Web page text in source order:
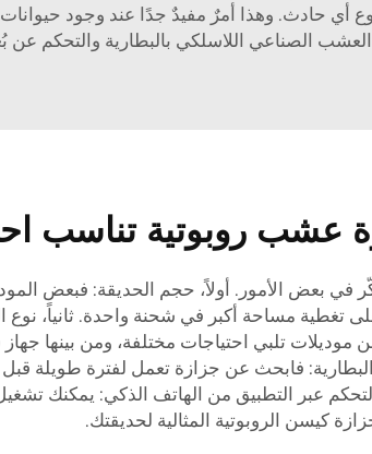
وقوع أي حادث. وهذا أمرٌ مفيدٌ جدًا عند وجود
الصناعي اللاسلكي بالبطارية والتحكم عن
عشب روبوتية تناسب
في بعض الأمور. أولاً، حجم الحديقة: فبعض
تغطية مساحة أكبر في شحنة واحدة. ثانياً،
تلبي احتياجات مختلفة، ومن بينها
فابحث عن جزازة تعمل لفترة طويلة
عبر التطبيق من الهاتف الذكي: يمكنك
كيسن الروبوتية المثالية لحديقتك.